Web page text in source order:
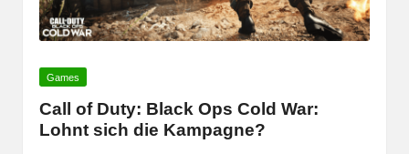
Posted
Games
Call of Duty: Black Ops Cold War:
Lohnt sich die Kampagne?